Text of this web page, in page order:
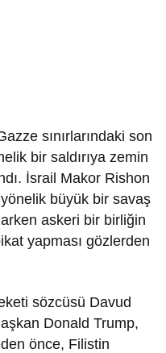
sınırlarındaki son
bir saldırıya zemin
İsrail Makor Rishon
büyük bir savaş
askeri bir birliğin
yapması gözlerden
sözcüsü Davud
Donald Trump,
önce, Filistin